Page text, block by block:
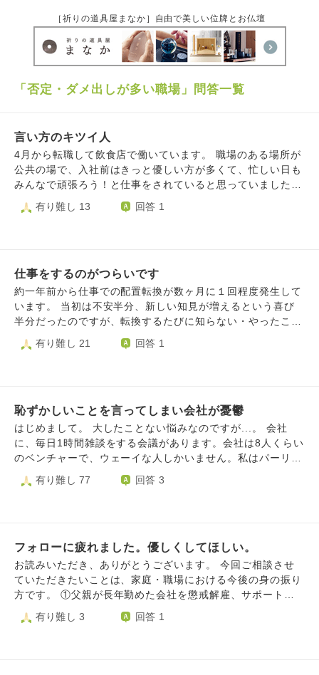
［祈りの道具屋まなか］自由で美しい位牌とお仏壇
「否定・ダメ出しが多い職場」問答一覧
言い方のキツイ人
4月から転職して飲食店で働いています。 職場のある場所が
公共の場で、入社前はきっと優しい方が多くて、忙しい日も
みんなで頑張ろう！と仕事をされていると思っていました。
(もちろん私の勝手な思い込みであるのですが) 実際は、同僚
の方３名全員が、質問をしたり、確認をするたびに「当たり
きは、それぞれに合わせつつ不慣れな業務もこなさねばなら
ず、仕事以外の面での負荷が日々募っていきます。 一年の
契約なので、来年には辞める、とばかり考えています。 な
んなら病気になれば、プライベートでなにか起きれば辞めら
までに、一度は突然涙が出てきます。 質問になっていなく
有り難し 13 回答 1
仕事をするのがつらいです
約一年前から仕事での配置転換が数ヶ月に１回程度発生して
います。 当初は不安半分、新しい知見が増えるという喜び
半分だったのですが、転換するたびに知らない・やったこと
ないことを経験ある人と同じようにできることを求められて
います。 同僚からは「こんなことも解らないんですか？」
えるとありえないような凡ミスを繰り返してしまい、また残
業を重ね、疲労し、怒られ・・・というサイクルに入ってし
まいました。 上司に相談したところ「仕事の進め方が悪い
からでは？」という話になり、私自身の努力目標をあげると
ることがとても憂鬱になってしまいました。先日母が亡くな
か、といった将来への不安が大きくなってしまい、何もでき
ないまま過ごしています。 甘えと言われるかも知れません
が、何かひとつ踏み出すためにお導きいただけますでしょう
か。
有り難し 21 回答 1
恥ずかしいことを言ってしまい会社が憂鬱
はじめまして。 大したことない悩みなのですが...。 会社
に、毎日1時間雑談をする会議があります。会社は8人くらい
のベンチャーで、ウェーイな人しかいません。私はパーリー
ピーポーじゃないのでいつも目立たないように仕事だけがん
ばってます。 が、先日雑談の会議でストレス解消法を順番
自分の失敗や他人のことに執着しないように考え方を変え
る」とキモイマジレスをしてしまいました。みんな「彼氏と
会う」とか「犬を撫でる」とか言ってるのに...。 空気が読
めない発言だったと思います。 とっさの発言だったので、
ん。なにはともあれ空気が読めない自分が情けないです。
有り難し 77 回答 3
フォローに疲れました。優しくしてほしい。
お読みいただき、ありがとうございます。 今回ご相談させ
ていただきたいことは、家庭・職場における今後の身の振り
方です。 ①父親が長年勤めた会社を懲戒解雇、サポートに疲
れました。 →父親は再就職先を探し中です。父は、今主流
のネットでの就活に疎いので、私も出来る限り手伝っていま
有り難し 3 回答 1